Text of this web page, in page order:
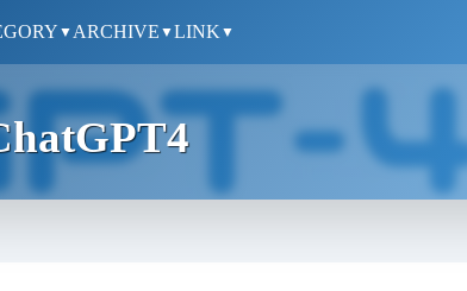
▼ ARCHIVE ▼LINK ▼